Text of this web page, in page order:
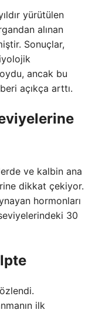
yürütülen
alınan
Sonuçlar,
ancak bu
açıkça arttı.
ve kalbin ana
dikkat çekiyor.
hormonları
30
ilk